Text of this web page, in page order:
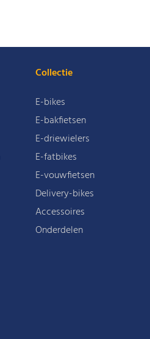
Collectie
E-bikes
E-bakfietsen
E-driewielers
E-fatbikes
E-vouwfietsen
Delivery-bikes
Accessoires
Onderdelen